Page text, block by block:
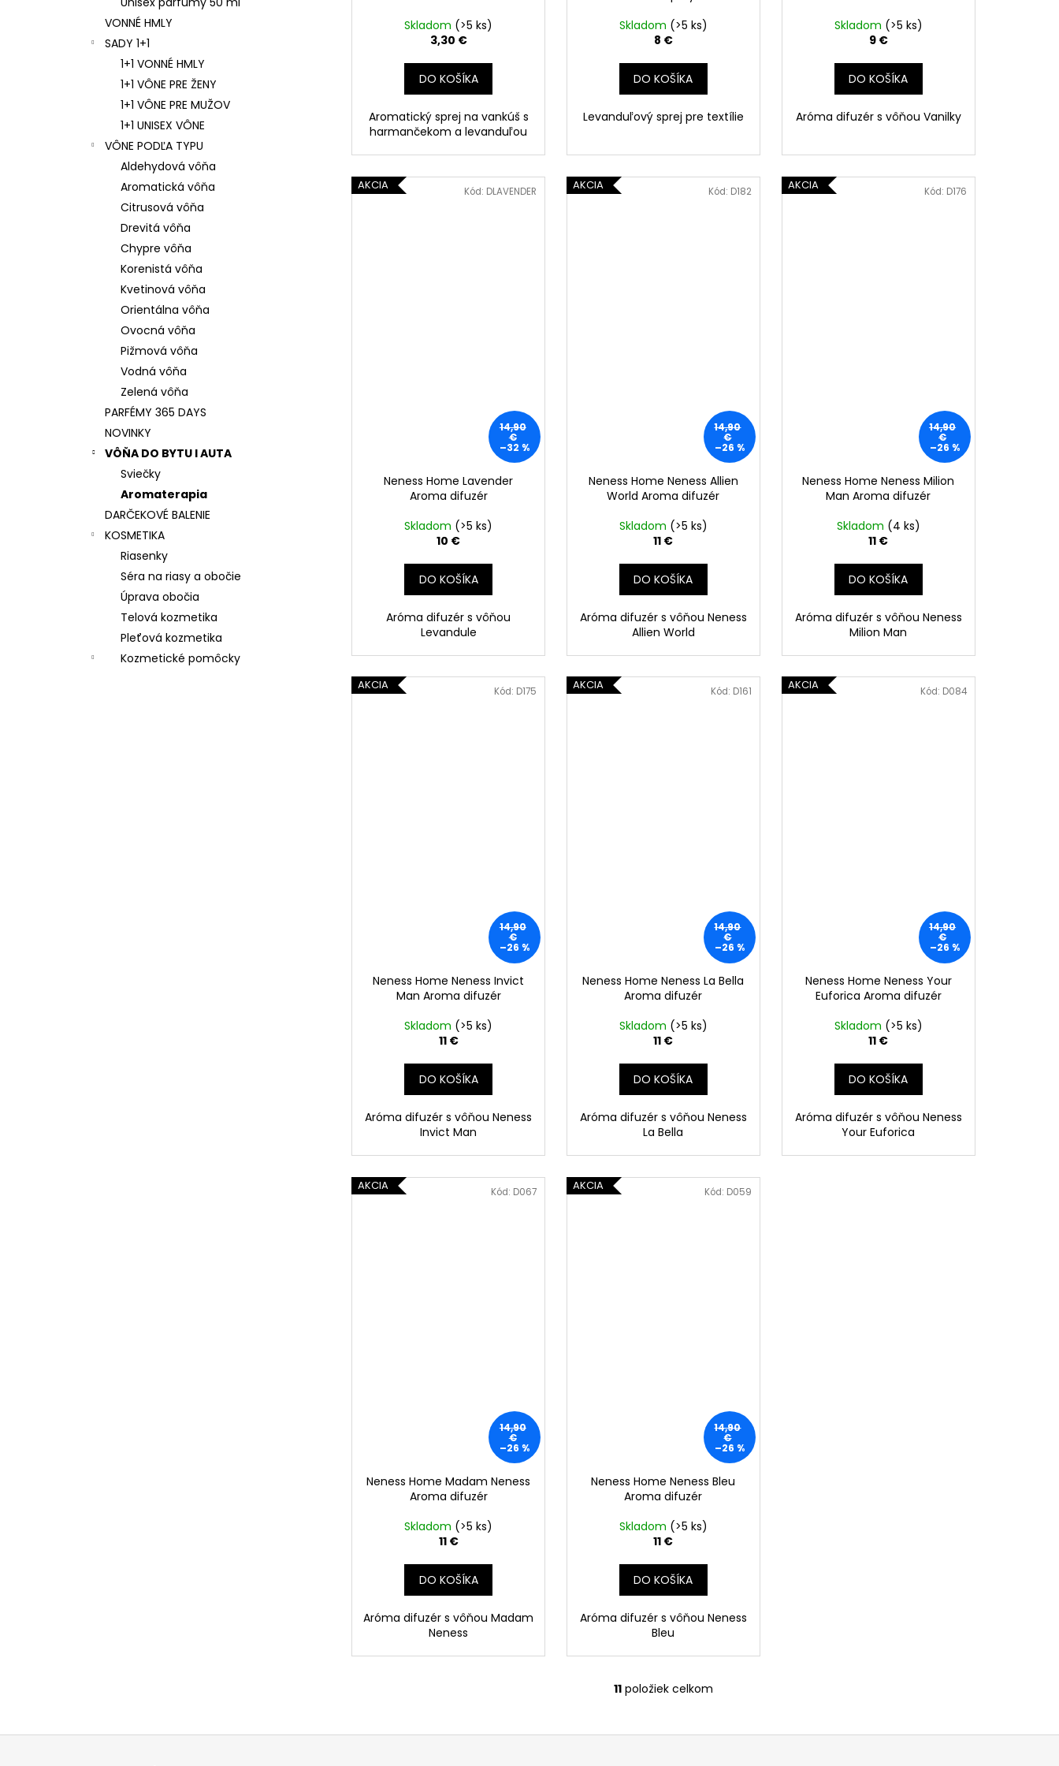
VONNÉ HMLY
SADY 1+1
1+1 VONNÉ HMLY
1+1 VÔNE PRE ŽENY
1+1 VÔNE PRE MUŽOV
1+1 UNISEX VÔNE
VÔNE PODĽA TYPU
Aldehydová vôňa
Aromatická vôňa
Citrusová vôňa
Drevitá vôňa
Chypre vôňa
Korenistá vôňa
Kvetinová vôňa
Orientálna vôňa
Ovocná vôňa
Pižmová vôňa
Vodná vôňa
Zelená vôňa
PARFÉMY 365 DAYS
NOVINKY
VÔŇA DO BYTU I AUTA
Sviečky
Aromaterapia
DARČEKOVÉ BALENIE
KOSMETIKA
Riasenky
Séra na riasy a obočie
Úprava obočia
Telová kozmetika
Pleťová kozmetika
Kozmetické pomôcky
Skladom (>5 ks)
3,30 €
DO KOŠÍKA
Aromatický sprej na vankúš s
harmančekom a levanduľou
Skladom (>5 ks)
8 €
DO KOŠÍKA
Levanduľový sprej pre textílie
Skladom (>5 ks)
9 €
DO KOŠÍKA
Aróma difuzér s vôňou Vanilky
AKCIA
14,90
€
–32 %
Neness Home Lavender
Aroma difuzér
Skladom (>5 ks)
10 €
DO KOŠÍKA
Aróma difuzér s vôňou
Levandule
Kód: DLAVENDER AKCIA
14,90
€
–26 %
Neness Home Neness Allien
World Aroma difuzér
Skladom (>5 ks)
11 €
DO KOŠÍKA
Aróma difuzér s vôňou Neness
Allien World
Kód: D182 AKCIA
14,90
€
–26 %
Neness Home Neness Milion
Man Aroma difuzér
Skladom (4 ks)
11 €
DO KOŠÍKA
Aróma difuzér s vôňou Neness
Milion Man
Kód: D176
AKCIA
14,90
€
–26 %
Neness Home Neness Invict
Man Aroma difuzér
Skladom (>5 ks)
11 €
DO KOŠÍKA
Aróma difuzér s vôňou Neness
Invict Man
Kód: D175 AKCIA
14,90
€
–26 %
Neness Home Neness La Bella
Aroma difuzér
Skladom (>5 ks)
11 €
DO KOŠÍKA
Aróma difuzér s vôňou Neness
La Bella
Kód: D161 AKCIA
14,90
€
–26 %
Neness Home Neness Your
Euforica Aroma difuzér
Skladom (>5 ks)
11 €
DO KOŠÍKA
Aróma difuzér s vôňou Neness
Your Euforica
Kód: D084
AKCIA
14,90
€
–26 %
Neness Home Madam Neness
Aroma difuzér
Skladom (>5 ks)
11 €
DO KOŠÍKA
Aróma difuzér s vôňou Madam
Neness
Kód: D067 AKCIA
14,90
€
–26 %
Neness Home Neness Bleu
Aroma difuzér
Skladom (>5 ks)
11 €
DO KOŠÍKA
Aróma difuzér s vôňou Neness
Bleu
Kód: D059
O
l
11 položiek celkom
Z